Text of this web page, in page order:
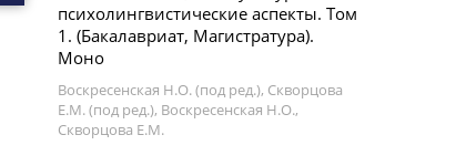
психолингвистические аспекты. Том
1. (Бакалавриат, Магистратура).
Моно
Воскресенская Н.О. (под ред.), Скворцова
Е.М. (под ред.), Воскресенская Н.О.,
Скворцова Е.М.